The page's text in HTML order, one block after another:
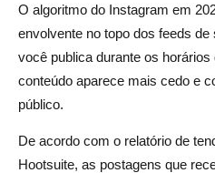
O algoritmo do Instagram
O algoritmo do Instagram em
envolvente no topo dos feeds
você publica durante os
conteúdo aparece mais cedo e
público.
De acordo com o relatório de
Hootsuite, as postagens que